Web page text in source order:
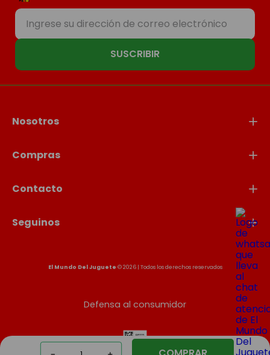
SUSCRIBIR
Nosotros
Compras
Contacto
Seguinos
El Mundo Del Juguete © 2026 | Todos los derechos reservados
Defensa al consumidor